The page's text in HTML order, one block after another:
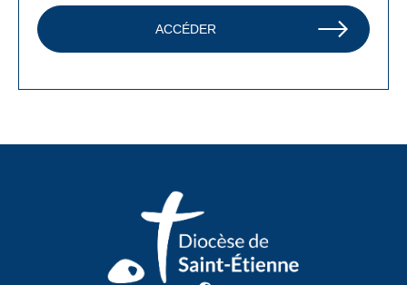
ACCÉDER